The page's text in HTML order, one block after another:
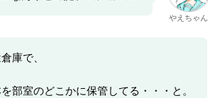
やえちゃん
庫で、
部室のどこかに保管してる・・・と。